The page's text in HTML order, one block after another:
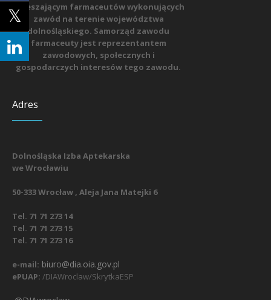
zrzeszającym farmaceutów wykonujących
zawód na terenie województwa
dolnośląskiego. Samorząd zawodu
farmaceuty jest reprezentantem
zawodowych, społecznych i
gospodarczych interesów tego zawodu.
Adres
Dolnośląska Izba Aptekarska
we Wrocławiu
50-333 Wrocław , Aleja Jana Matejki 6
Tel. 71 71 273 14
Tel. 71 71 273 15
Tel. 71 71 273 16
e-mail: biuro@dia.oia.gov.pl
ePUAP: /DIAWroclaw/SkrytkaESP